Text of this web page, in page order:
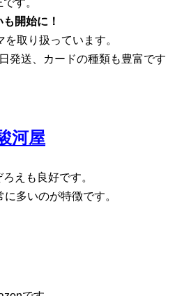
す。
開始に！
取り扱っています。
発送、カードの種類も豊富です
河屋
えも良好です。
多いのが特徴です。